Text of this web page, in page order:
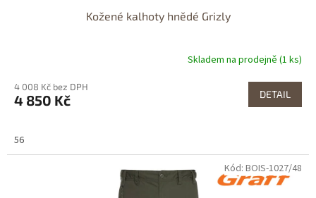
Kožené kalhoty hnědé Grizly
Skladem na prodejně (1 ks)
4 008 Kč bez DPH
4 850 Kč DETAIL
56
Kód: BOIS-1027/48